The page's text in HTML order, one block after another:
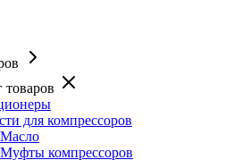
товаров
для компрессоров
Масло
Муфты компрессоров